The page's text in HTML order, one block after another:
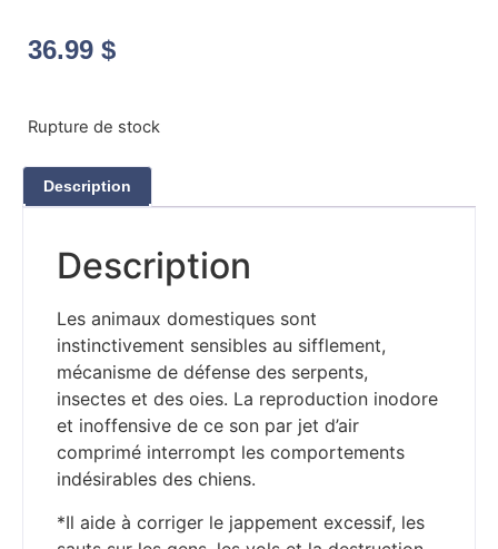
36.99 $
Rupture de stock
Description
Description
Les animaux domestiques sont
instinctivement sensibles au sifflement,
mécanisme de défense des serpents,
insectes et des oies. La reproduction inodore
et inoffensive de ce son par jet d’air
comprimé interrompt les comportements
indésirables des chiens.
*Il aide à corriger le jappement excessif, les